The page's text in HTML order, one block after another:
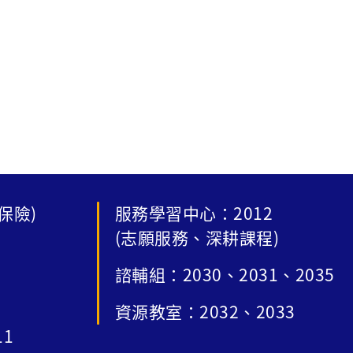
險)
服務學習中心：2012
(志願服務、深耕課程)
諮輔組：2030、2031、2035
資源教室：2032、2033